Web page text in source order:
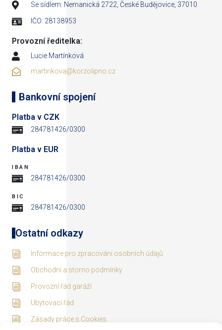
Se sídlem: Nemanická 2722, České Budějovice, 37010
IČO: 28138953
Provozní ředitelka:
Lucie Martínková
martinkova@korzolipno.cz
Bankovní spojení
Platba v CZK
284781426/0300
Platba v EUR
IBAN
284781426/0300
BIC
284781426/0300
Ostatní odkazy
Informace pro zpracování osobních údajů
Obchodní a storno podmínky
Provozní řád garáží
Ubytovací řád
Zásady práce s Cookies